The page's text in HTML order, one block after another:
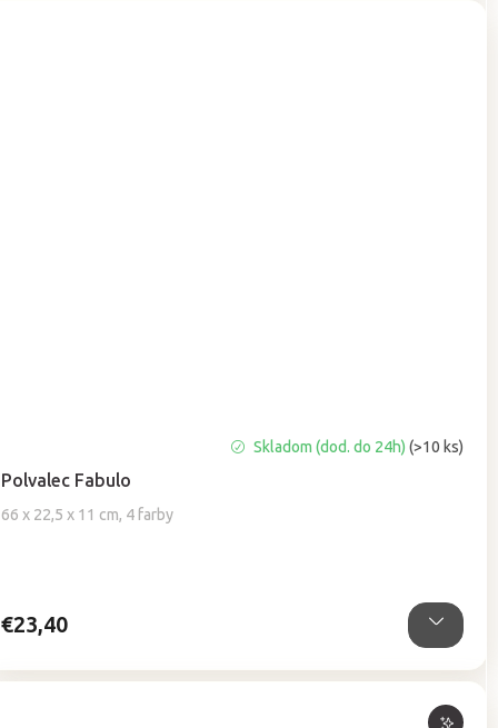
Polvalec Fabulo
66 x 22,5 x 11 cm, 4 farby
hodnotenie
produktu
je
Skladom (dod. do 24h)(>10 ks)
€23,40